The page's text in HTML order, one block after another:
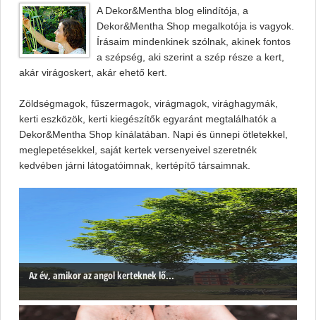
A Dekor&Mentha blog elindítója, a
Dekor&Mentha Shop megalkotója is vagyok.
Írásaim mindenkinek szólnak, akinek fontos
a szépség, aki szerint a szép része a kert,
akár virágoskert, akár ehető kert.
Zöldségmagok, fűszermagok, virágmagok, virághagymák,
kerti eszközök, kerti kiegészítők egyaránt megtalálhatók a
Dekor&Mentha Shop kínálatában. Napi és ünnepi ötletekkel,
meglepetésekkel, saját kertek versenyeivel szeretnék
kedvében járni látogatóimnak, kertépítő társaimnak.
Az év, amikor az angol kerteknek lő...